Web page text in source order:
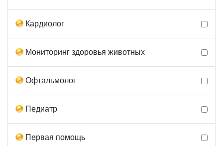
Кардиолог
Мониторинг здоровья животных
Офтальмолог
Педиатр
Первая помощь